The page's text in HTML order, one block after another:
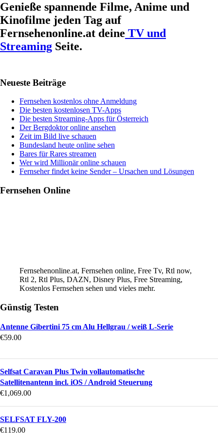
Genieße spannende Filme, Anime und
Kinofilme jeden Tag auf
Fernsehenonline.at deine TV und
Streaming Seite.
Sidebar
Neueste Beiträge
Fernsehen kostenlos ohne Anmeldung
Die besten kostenlosen TV-Apps
Die besten Streaming-Apps für Österreich
Der Bergdoktor online ansehen
Zeit im Bild live schauen
Bundesland heute online sehen
Bares für Rares streamen
Wer wird Millionär online schauen
Fernseher findet keine Sender – Ursachen und Lösungen
Fernsehen Online
Fernsehenonline.at, Fernsehen online, Free Tv, Rtl now,
Rtl 2, Rtl Plus, DAZN, Disney Plus, Free Streaming,
Kostenlos Fernsehen sehen und vieles mehr.
Günstig Testen
Antenne Gibertini 75 cm Alu Hellgrau / weiß L-Serie
€59.00
Selfsat Caravan Plus Twin vollautomatische
Satellitenantenn incl. iOS / Android Steuerung
€1,069.00
SELFSAT FLY-200
€119.00